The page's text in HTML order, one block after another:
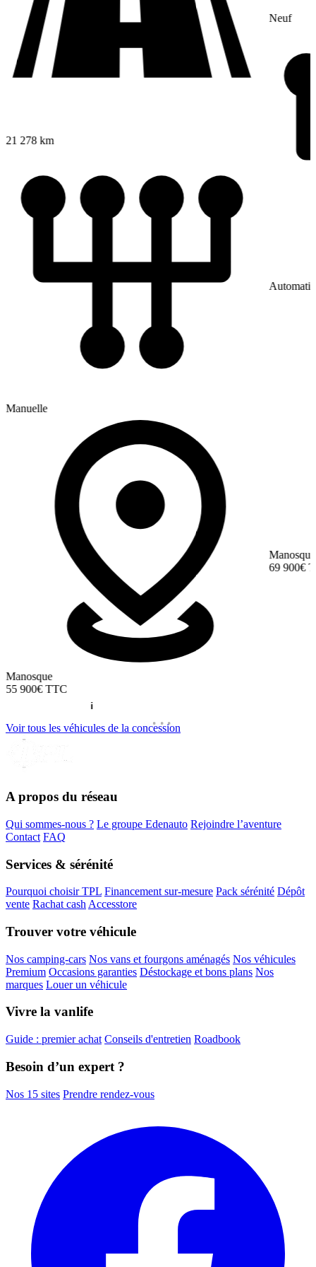
21 278 km
Manuelle
Manosque
55 900€TTC
Neuf
Manosque
69 900€
Voir tous les véhicules de la concession
A propos du réseau
Qui sommes-nous ? Le groupe Edenauto Rejoindre l’aventure
Contact FAQ
Services & sérénité
Pourquoi choisir TPL Financement sur-mesure Pack sérénité Dépôt
vente Rachat cash Accesstore
Trouver votre véhicule
Nos camping-cars Nos vans et fourgons aménagés Nos véhicules
Premium Occasions garanties Déstockage et bons plans Nos
marques Louer un véhicule
Vivre la vanlife
Guide : premier achat Conseils d'entretien Roadbook
Besoin d’un expert ?
Nos 15 sites Prendre rendez-vous